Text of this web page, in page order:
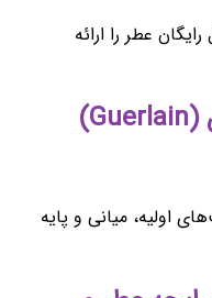
عطر را ارائه
اجزای اصلی عطر و ادکلن (Guerlain)
اولیه، میانی و پایه